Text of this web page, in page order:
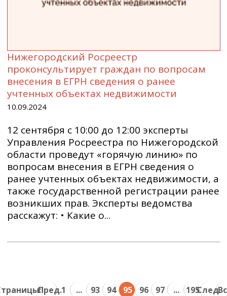
Нижегородский Росреестр
проконсультирует граждан по вопросам
внесения в ЕГРН сведения о ранее
учтенных объектах недвижимости
10.09.2024
12 сентября с 10:00 до 12:00 эксперты
Управления Росреестра по Нижегородской
области проведут «горячую линию» по
вопросам внесения в ЕГРН сведения о
ранее учтенных объектах недвижимости, а
также государственной регистрации ранее
возникших прав. Эксперты ведомства
расскажут: • Какие о...
Пред.1 ... 93 94 95 96 97 ... 195След.